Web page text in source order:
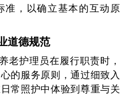
准，以确立基本的互动原
道德规范
老护理员在履行职责时，
的服务原则，通过细致入
常照护中体验到尊重与关